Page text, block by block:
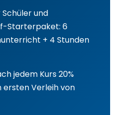
und
Starterpaket: 6
+ 4 Stunden
jedem Kurs20%
ersten Verleih von